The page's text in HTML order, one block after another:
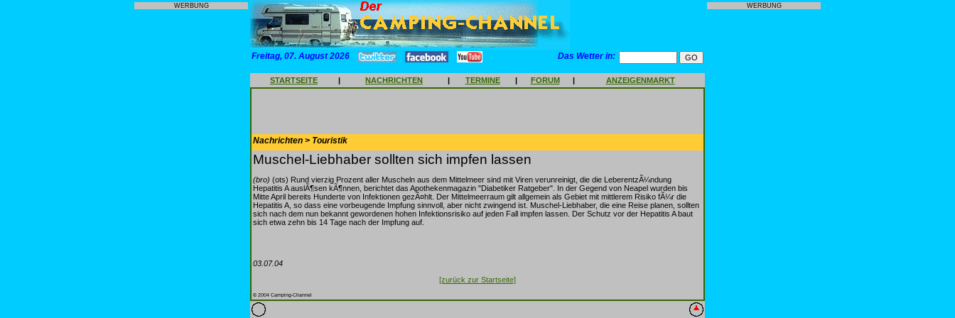
WERBUNG
Freitag, 07. August 2026 Das Wetter in:
STARTSEITE | NACHRICHTEN | TERMINE | FORUM | ANZEIGENMARKT
Nachrichten > Touristik
Muschel-Liebhaber sollten sich impfen lassen
(bro) (ots) Rund vierzig Prozent aller Muscheln aus dem Mittelmeer sind mit Viren verunreinigt, die die LeberentzÃ¼ndung
Hepatitis A auslÃ¶sen kÃ¶nnen, berichtet das Apothekenmagazin "Diabetiker Ratgeber". In der Gegend von Neapel wurden bis
Mitte April bereits Hunderte von Infektionen gezÃ¤hlt. Der Mittelmeerraum gilt allgemein als Gebiet mit mittlerem Risiko fÃ¼r die
Hepatitis A, so dass eine vorbeugende Impfung sinnvoll, aber nicht zwingend ist. Muschel-Liebhaber, die eine Reise planen, sollten
sich nach dem nun bekannt gewordenen hohen Infektionsrisiko auf jeden Fall impfen lassen. Der Schutz vor der Hepatitis A baut
sich etwa zehn bis 14 Tage nach der Impfung auf.
03.07.04
[zurück zur Startseite]
© 2004 Camping-Channel
WERBUNG